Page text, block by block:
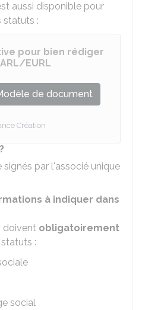
aussi disponible pour
statuts :
pour bien rédiger
EURL
de document
Création
par l'associé unique
à indiquer dans
doivent obligatoirement
:
social